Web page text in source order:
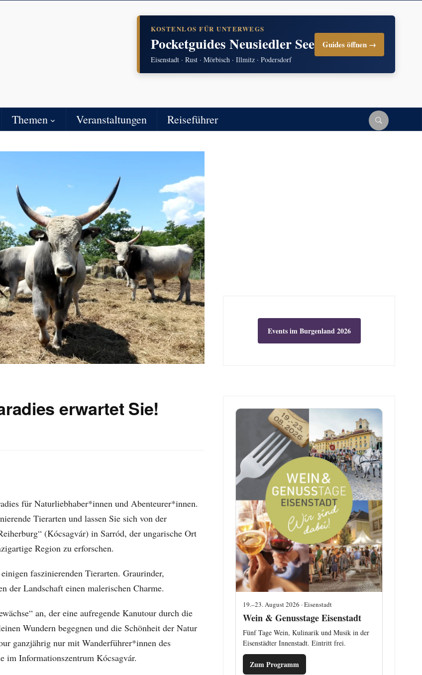
KOSTENLOS FÜR UNTERWEGS
Pocketguides Neusiedler See
Eisenstadt · Rust · Mörbisch · Illmitz · Podersdorf
Guides öffnen →
Themen Veranstaltungen Reiseführer
erwartet Sie!
für Naturliebhaber*innen und Abenteurer*innen.
Tierarten und lassen Sie sich von der
(Kócsagvár) in Sarród, der ungarische Ort
Region zu erforschen.
faszinierenden Tierarten. Graurinder,
der Landschaft einen malerischen Charme.
an, der eine aufregende Kanutour durch die
Wundern begegnen und die Schönheit der Natur
ganzjährig nur mit Wanderführer*innen des
im Informationszentrum Kócsagvár.
Events im Burgenland 2026
19.–23. August 2026 · Eisenstadt
Wein & Genusstage Eisenstadt
Fünf Tage Wein, Kulinarik und Musik in der
Eisenstädter Innenstadt. Eintritt frei.
Zum Programm